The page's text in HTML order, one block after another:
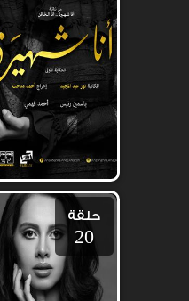
حلقة
20